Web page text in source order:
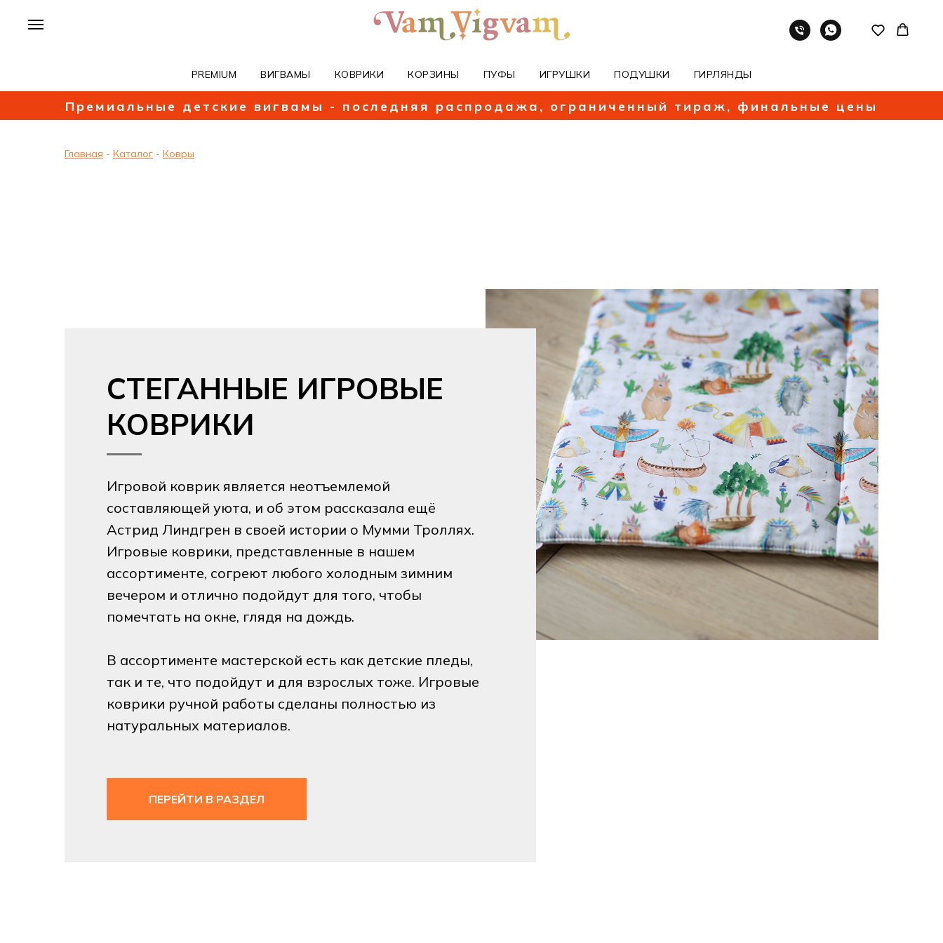
PREMIUM ВИГВАМЫ КОВРИКИ КОРЗИНЫ ПУФЫ ИГРУШКИ ПОДУШКИ ГИРЛЯНДЫ
Премиальные детские вигвамы - последняя распродажа, ограниченный тираж, финальные цены
Главная - Каталог - Ковры
СТЕГАННЫЕ ИГРОВЫЕ
КОВРИКИ
Игровой коврик является неотъемлемой
составляющей уюта, и об этом рассказала ещё
Астрид Линдгрен в своей истории о Мумми Троллях.
Игровые коврики, представленные в нашем
ассортименте, согреют любого холодным зимним
вечером и отлично подойдут для того, чтобы
помечтать на окне, глядя на дождь.
В ассортименте мастерской есть как детские пледы,
так и те, что подойдут и для взрослых тоже. Игровые
коврики ручной работы сделаны полностью из
натуральных материалов.
ПЕРЕЙТИ В РАЗДЕЛ